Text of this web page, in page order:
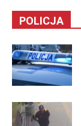
POLICJA